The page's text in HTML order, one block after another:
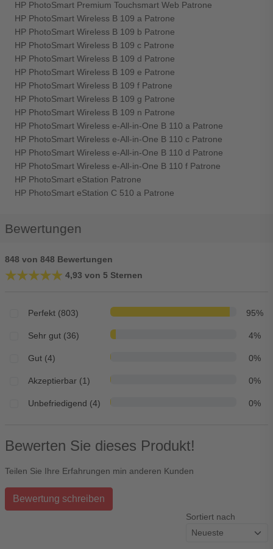
HP PhotoSmart Premium Touchsmart Web Patrone
HP PhotoSmart Wireless B 109 a Patrone
HP PhotoSmart Wireless B 109 b Patrone
HP PhotoSmart Wireless B 109 c Patrone
HP PhotoSmart Wireless B 109 d Patrone
HP PhotoSmart Wireless B 109 e Patrone
HP PhotoSmart Wireless B 109 f Patrone
HP PhotoSmart Wireless B 109 g Patrone
HP PhotoSmart Wireless B 109 n Patrone
HP PhotoSmart Wireless e-All-in-One B 110 a Patrone
HP PhotoSmart Wireless e-All-in-One B 110 c Patrone
HP PhotoSmart Wireless e-All-in-One B 110 d Patrone
HP PhotoSmart Wireless e-All-in-One B 110 f Patrone
HP PhotoSmart eStation Patrone
HP PhotoSmart eStation C 510 a Patrone
Bewertungen
848 von 848 Bewertungen
★★★★★
★★★★★ 4,93 von 5 Sternen
Perfekt (803) 95%
Sehr gut (36) 4%
Gut (4) 0%
Akzeptierbar (1) 0%
Unbefriedigend (4) 0%
Bewerten Sie dieses Produkt!
Teilen Sie Ihre Erfahrungen min anderen Kunden
Bewertung schreiben
Sortiert nach